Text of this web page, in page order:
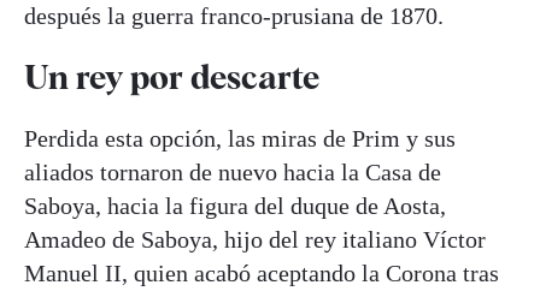
después la guerra franco-prusiana de 1870.
Un rey por descarte
Perdida esta opción, las miras de Prim y sus
aliados tornaron de nuevo hacia la Casa de
Saboya, hacia la figura del duque de Aosta,
Amadeo de Saboya, hijo del rey italiano Víctor
Manuel II, quien acabó aceptando la Corona tras